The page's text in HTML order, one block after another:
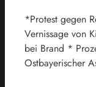
*Protest gegen
Vernissage von
bei Brand *
Ostbayerischer